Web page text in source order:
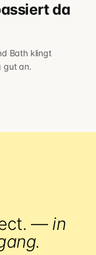
da
Bath klingt
gut an.
— in